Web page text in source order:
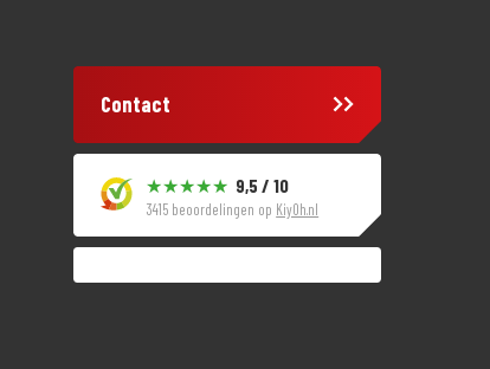
Contact
9,5 / 10
3415 beoordelingen op KiyOh.nl